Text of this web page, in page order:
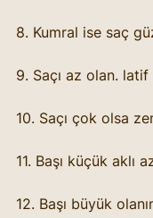
8. Kumral ise saç
9. Saçı az olan.
10. Saçı çok olsa
11. Başı küçük aklı
12. Başı büyük